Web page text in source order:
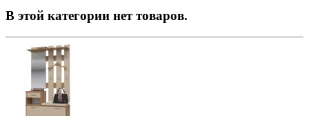
В этой категории нет товаров.